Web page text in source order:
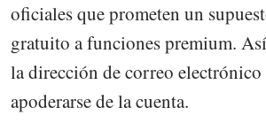
oficiales que prometen un
gratuito a funciones premium.
la dirección de correo electrónico
apoderarse de la cuenta.